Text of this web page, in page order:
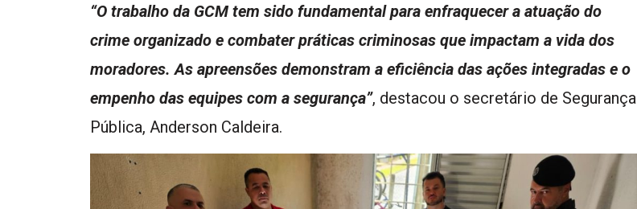
“O trabalho da GCM tem sido fundamental para enfraquecer a atuação do
crime organizado e combater práticas criminosas que impactam a vida dos
moradores. As apreensões demonstram a eficiência das ações integradas e o
empenho das equipes com a segurança”, destacou o secretário de Segurança
Pública, Anderson Caldeira.